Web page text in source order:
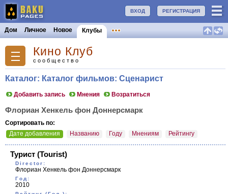
РЕГИСТРАЦИЯ
ВХОД
Дом Личное Новое Клубы
Кино Клуб
сообщество
Каталог: Каталог фильмов: Сценарист
Добавить запись Мнения Возратиться
Флориан Хенкель фон Доннерсмарк
Сортировать по:
Дате добавления
Названию Году Мнениям Рейтингу
Турист (Tourist)
Director:
Флориан Хенкель фон Доннерсмарк
Год:
2010